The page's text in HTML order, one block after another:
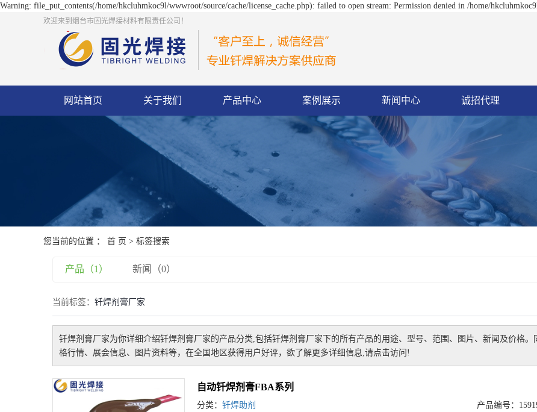
Warning: file_put_contents(/home/hkcluhmkoc9l/wwwroot/source/cache/license_cache.php): failed to open stream: Permission denied in /home/
欢迎来到烟台市固光焊接材料有限责任公司！
网站首页 关于我们 产品中心 案例展示 新闻中心 诚招代理
您当前的位置 ： 首 页 > 标签搜索
产品（1） 新闻（0）
当前标签： 钎焊剂膏厂家
钎焊剂膏厂家为你详细介绍钎焊剂膏厂家的产品分类,包括钎焊剂膏厂家 下的所有产品的用途、型号、范围、图片、新闻及价格
格行情、展会信息、图片资料等，在全国地区获得用户好评，欲了解更多详细信息,请点击访问!
自动钎焊剂膏FBA系列
分类： 钎焊助剂
产品编号：